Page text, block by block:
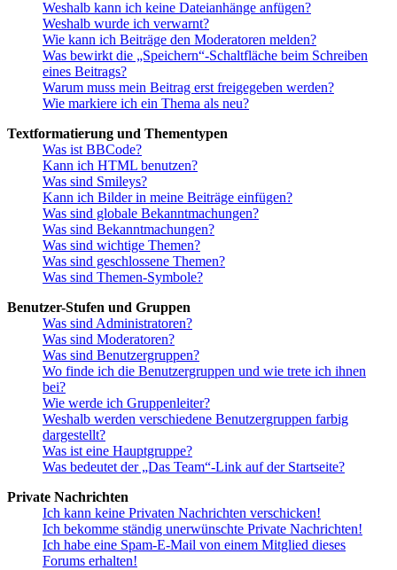
Weshalb kann ich keine Dateianhänge anfügen?
Weshalb wurde ich verwarnt?
Wie kann ich Beiträge den Moderatoren melden?
Was bewirkt die „Speichern“-Schaltfläche beim Schreiben
eines Beitrags?
Warum muss mein Beitrag erst freigegeben werden?
Wie markiere ich ein Thema als neu?
Textformatierung und Thementypen
Was ist BBCode?
Kann ich HTML benutzen?
Was sind Smileys?
Kann ich Bilder in meine Beiträge einfügen?
Was sind globale Bekanntmachungen?
Was sind Bekanntmachungen?
Was sind wichtige Themen?
Was sind geschlossene Themen?
Was sind Themen-Symbole?
Benutzer-Stufen und Gruppen
Was sind Administratoren?
Was sind Moderatoren?
Was sind Benutzergruppen?
Wo finde ich die Benutzergruppen und wie trete ich ihnen
bei?
Wie werde ich Gruppenleiter?
Weshalb werden verschiedene Benutzergruppen farbig
dargestellt?
Was ist eine Hauptgruppe?
Was bedeutet der „Das Team“-Link auf der Startseite?
Private Nachrichten
Ich kann keine Privaten Nachrichten verschicken!
Ich bekomme ständig unerwünschte Private Nachrichten!
Ich habe eine Spam-E-Mail von einem Mitglied dieses
Forums erhalten!